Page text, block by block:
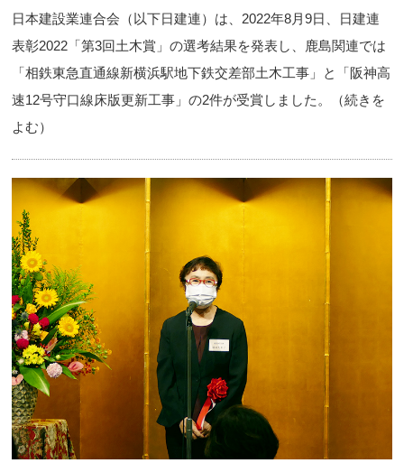
日本建設業連合会（以下日建連）は、2022年8月9日、日建連
表彰2022「第3回土木賞」の選考結果を発表し、鹿島関連では
「相鉄東急直通線新横浜駅地下鉄交差部土木工事」と「阪神高
速12号守口線床版更新工事」の2件が受賞しました。（続きを
よむ）